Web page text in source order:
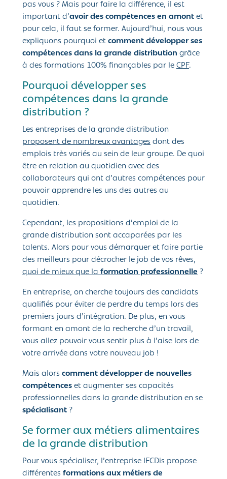
pas vous ? Mais pour faire la différence, il est
important d’avoir des compétences en amont et
pour cela, il faut se former. Aujourd’hui, nous vous
expliquons pourquoi et comment développer ses
compétences dans la grande distribution grâce
à des formations 100% finançables par le CPF.
Pourquoi développer ses
compétences dans la grande
distribution ?
Les entreprises de la grande distribution
proposent de nombreux avantages dont des
emplois très variés au sein de leur groupe. De quoi
être en relation au quotidien avec des
collaborateurs qui ont d’autres compétences pour
pouvoir apprendre les uns des autres au
quotidien.
Cependant, les propositions d’emploi de la
grande distribution sont accaparées par les
talents. Alors pour vous démarquer et faire partie
des meilleurs pour décrocher le job de vos rêves,
quoi de mieux que la formation professionnelle ?
En entreprise, on cherche toujours des candidats
qualifiés pour éviter de perdre du temps lors des
premiers jours d’intégration. De plus, en vous
formant en amont de la recherche d’un travail,
vous allez pouvoir vous sentir plus à l’aise lors de
votre arrivée dans votre nouveau job !
Mais alors comment développer de nouvelles
compétences et augmenter ses capacités
professionnelles dans la grande distribution en se
spécialisant ?
Se former aux métiers alimentaires
de la grande distribution
Pour vous spécialiser, l’entreprise IFCDis propose
différentes formations aux métiers de